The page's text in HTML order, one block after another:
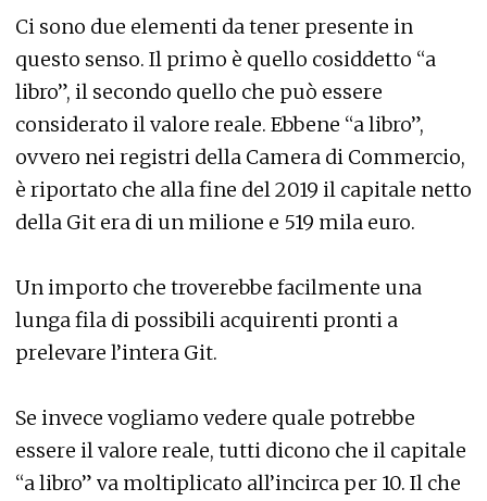
Ci sono due elementi da tener presente in
questo senso. Il primo è quello cosiddetto “a
libro”, il secondo quello che può essere
considerato il valore reale. Ebbene “a libro”,
ovvero nei registri della Camera di Commercio,
è riportato che alla fine del 2019 il capitale netto
della Git era di un milione e 519 mila euro.
Un importo che troverebbe facilmente una
lunga fila di possibili acquirenti pronti a
prelevare l’intera Git.
Se invece vogliamo vedere quale potrebbe
essere il valore reale, tutti dicono che il capitale
“a libro” va moltiplicato all’incirca per 10. Il che